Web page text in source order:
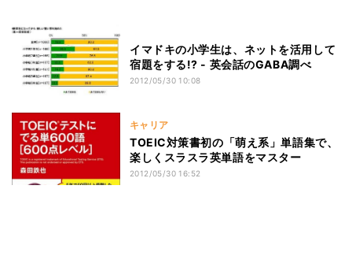
イマドキの小学生は、ネットを活用して
宿題をする!? - 英会話のGABA調べ
2012/05/30 10:08
キャリア
TOEIC対策書初の「萌え系」単語集で、
楽しくスラスラ英単語をマスター
2012/05/30 16:52